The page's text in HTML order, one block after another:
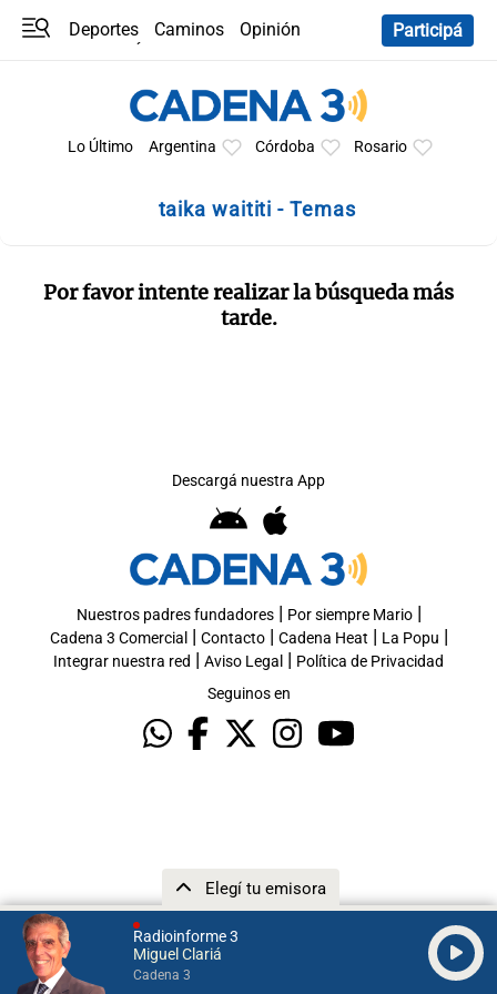
Radioinforme 3
Miguel Clariá
Cadena 3
Elegí tu emisora
Deportes Caminos
Opinión
Participá
Lo Último Argentina Córdoba Rosario
taika waititi - Temas
Por favor intente realizar la búsqueda más
tarde.
Descargá nuestra App
Nuestros padres fundadores| Por siempre Mario|
Cadena 3 Comercial | Contacto| Cadena Heat | La Popu |
Integrar nuestra red | Aviso Legal | Política de Privacidad
Seguinos en